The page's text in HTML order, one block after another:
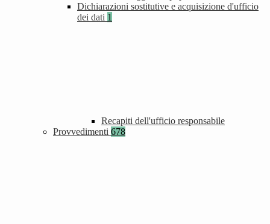
Dichiarazioni sostitutive e acquisizione d'ufficio
dei dati 1
Recapiti dell'ufficio responsabile
Provvedimenti 678